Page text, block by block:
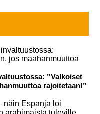
”Valkoiset
rajoitetaan!”